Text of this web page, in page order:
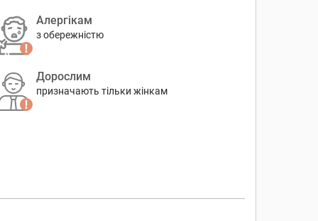
Алергікам
з обережністю
Дорослим
призначають тільки жінкам